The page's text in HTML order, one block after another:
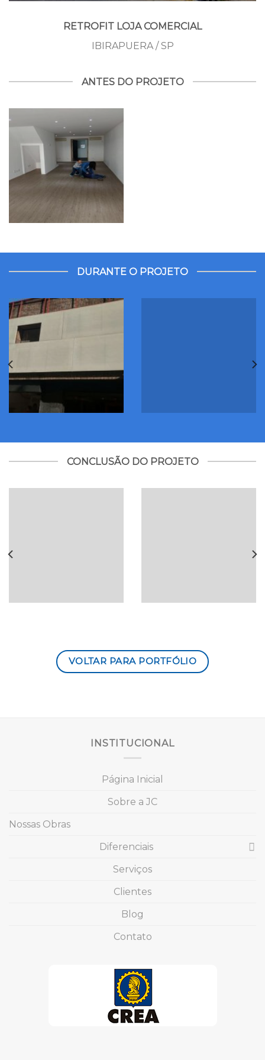
RETROFIT LOJA COMERCIAL
IBIRAPUERA / SP
ANTES DO PROJETO
DURANTE O PROJETO
CONCLUSÃO DO PROJETO
VOLTAR PARA PORTFÓLIO
INSTITUCIONAL
Página Inicial
Sobre a JC
Nossas Obras
Diferenciais
Serviços
Clientes
Blog
Contato